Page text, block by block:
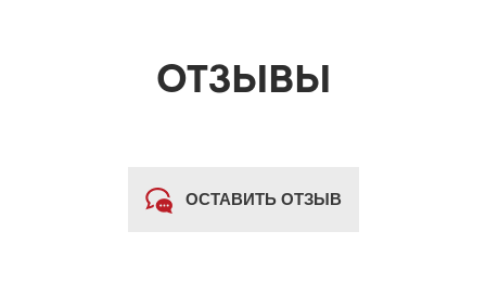
ОТЗЫВЫ
ОСТАВИТЬ ОТЗЫВ